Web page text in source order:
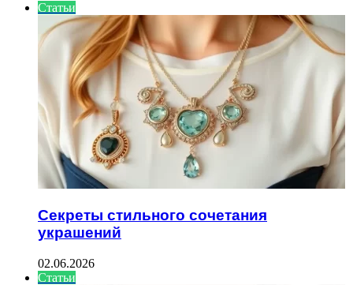
Статьи
Секреты стильного сочетания
украшений
02.06.2026
Статьи